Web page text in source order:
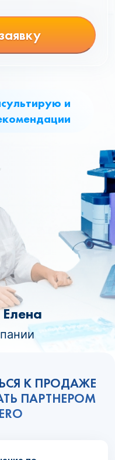
и
К ПРОДАЖЕ
ПАРТНЕРОМ